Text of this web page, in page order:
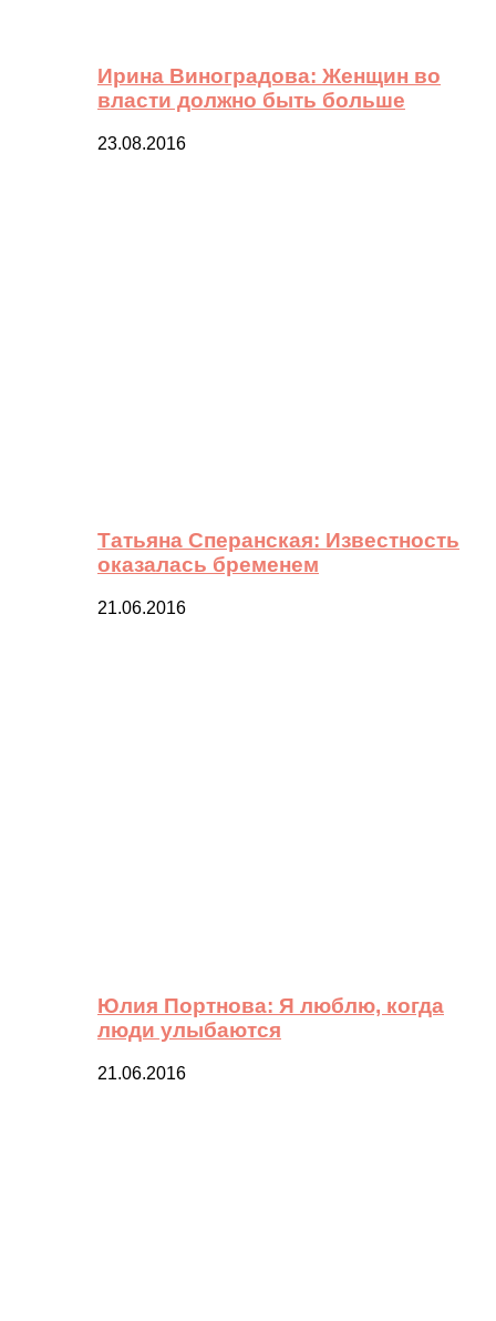
Ирина Виноградова: Женщин во
власти должно быть больше
23.08.2016
Татьяна Сперанская: Известность
оказалась бременем
21.06.2016
Юлия Портнова: Я люблю, когда
люди улыбаются
21.06.2016